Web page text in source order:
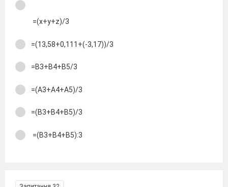
=(x+y+z)/3
=(13,58+0,111+(-3,17))/3
=B3+B4+B5/3
=(A3+A4+A5)/3
=(B3+B4+B5)/3
=(B3+B4+B5):3